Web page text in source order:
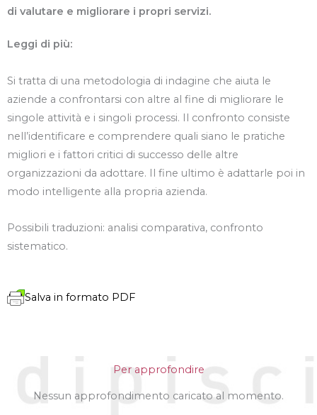
di valutare e migliorare i propri servizi.
Leggi di più:
Si tratta di una metodologia di indagine che aiuta le
aziende a confrontarsi con altre al fine di migliorare le
singole attività e i singoli processi. Il confronto consiste
nell’identificare e comprendere quali siano le pratiche
migliori e i fattori critici di successo delle altre
organizzazioni da adottare. Il fine ultimo è adattarle poi in
modo intelligente alla propria azienda.
Possibili traduzioni: analisi comparativa, confronto
sistematico.
Salva in formato PDF
Per approfondire
Nessun approfondimento caricato al momento.